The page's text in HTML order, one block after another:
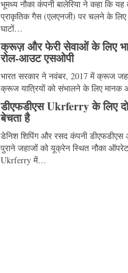
भूमध्य नौका कंपनी बालेरिया ने कहा कि
प्राकृतिक गैस (एलएनजी) पर चलने के लिए
घाटों…
क्रूज़ और फेरी सेवाओं के लिए
रोल-आउट एसओपी
भारत सरकार ने नवंबर, 2017 में क्रूज
क्रूज यात्रियों को संभालने के लिए
डीएफडीएस Ukrferry के लिए
बेचता है
डेनिश शिपिंग और रसद कंपनी डीएफडीएस
पुराने जहाजों को यूक्रेन स्थित नौका
Ukrferry में…